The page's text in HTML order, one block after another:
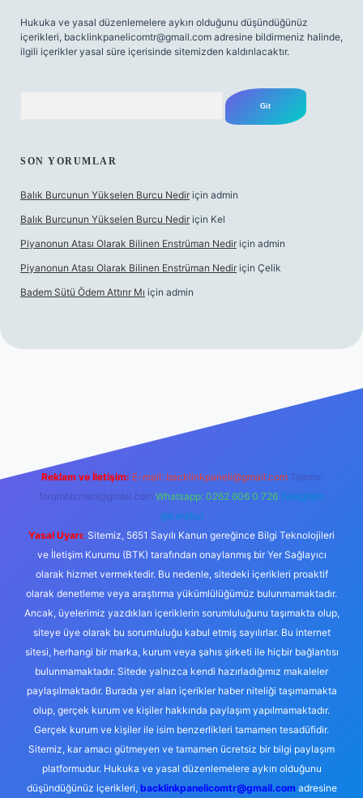
Hukuka ve yasal düzenlemelere aykırı olduğunu düşündüğünüz
içerikleri, backlinkpanelicomtr@gmail.com adresine bildirmeniz halinde,
ilgili içerikler yasal süre içerisinde sitemizden kaldırılacaktır.
SON YORUMLAR
Balık Burcunun Yükselen Burcu Nedir için admin
Balık Burcunun Yükselen Burcu Nedir için Kel
Piyanonun Atası Olarak Bilinen Enstrüman Nedir için admin
Piyanonun Atası Olarak Bilinen Enstrüman Nedir için Çelik
Badem Sütü Ödem Attırır Mı için admin
Reklam ve İletişim: E-mail: backlinkpaneli@gmail.com Teams:
forumhizmeti@gmail.com Whatsapp: 0262 606 0 726 Telegram:
@karabul
Yasal Uyarı: Sitemiz, 5651 Sayılı Kanun gereğince Bilgi Teknolojileri
ve İletişim Kurumu (BTK) tarafından onaylanmış bir Yer Sağlayıcı
olarak hizmet vermektedir. Bu nedenle, sitedeki içerikleri proaktif
olarak denetleme veya araştırma yükümlülüğümüz bulunmamaktadır.
Ancak, üyelerimiz yazdıkları içeriklerin sorumluluğunu taşımakta olup,
siteye üye olarak bu sorumluluğu kabul etmiş sayılırlar. Bu internet
sitesi, herhangi bir marka, kurum veya şahıs şirketi ile hiçbir bağlantısı
bulunmamaktadır. Sitede yalnızca kendi hazırladığımız makaleler
paylaşılmaktadır. Burada yer alan içerikler haber niteliği taşımamakta
olup, gerçek kurum ve kişiler hakkında paylaşım yapılmamaktadır.
Gerçek kurum ve kişiler ile isim benzerlikleri tamamen tesadüfidir.
Sitemiz, kar amacı gütmeyen ve tamamen ücretsiz bir bilgi paylaşım
platformudur. Hukuka ve yasal düzenlemelere aykırı olduğunu
düşündüğünüz içerikleri, backlinkpanelicomtr@gmail.comadresine